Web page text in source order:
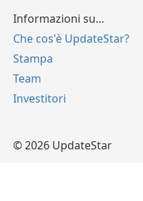
Informazioni su…
Che cos'è UpdateStar?
Stampa
Team
Investitori
© 2026 UpdateStar